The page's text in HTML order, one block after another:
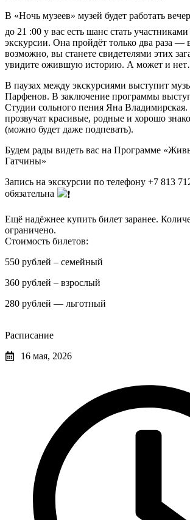
В «Ночь музеев» музей будет работать
до 21 :00 у вас есть шанс стать
экскурсии. Она пройдёт только два раза —
возможно, вы станете свидетелями этих
увидите ожившую историю. А может и
В паузах между экскурсиями выступит
Парфенов. В заключение программы
Студии сольного пения Яна
прозвучат красивые, родные и хорошо
(можно будет даже подпевать).
Будем рады видеть вас на Программе
Гатчины»
Запись на экскурсии по телефону +7 813
обязательна
Ещё надёжнее купить билет заранее.
ограничено.
Стоимость билетов:
550 рублей – семейный
360 рублей – взрослый
280 рублей — льготный
Расписание
16 мая, 2026